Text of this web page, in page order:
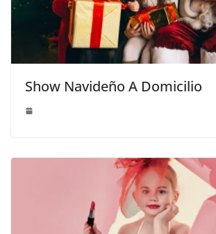
Show Navideño A Domicilio